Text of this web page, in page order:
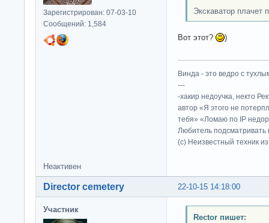
Зарегистрирован: 07-03-10
Сообщений: 1,584
Экскаватор плачет
Вот этот? )
Винда - это ведро с
---
-хакир недоучка, некто
автор «Я этого не
тебя» «Ломаю по IP
Любитель подсматривать
(c) Неизвестный техник
Неактивен
22-10-15 14:18:00
Director cemetery
Участник
Rector пишет: